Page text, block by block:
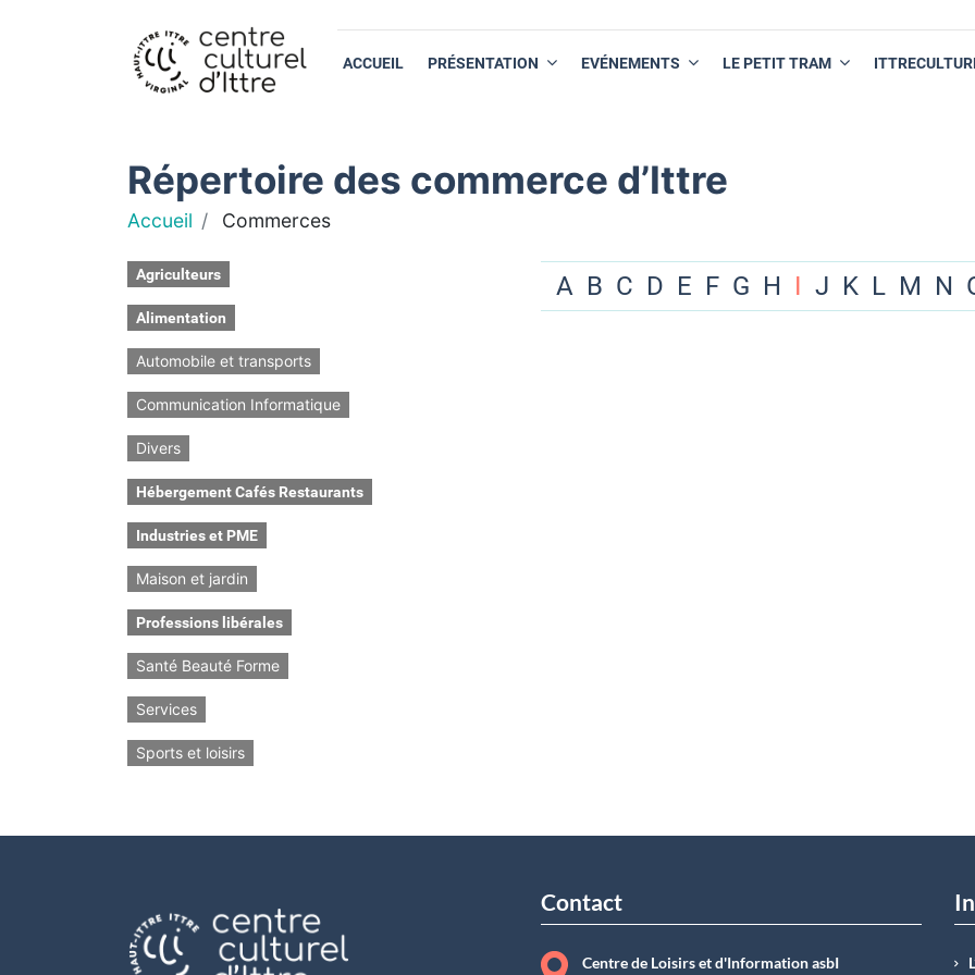
ACCUEIL PRÉSENTATION EVÉNEMENTS LE PETIT TRAM
Répertoire des commerce d’Ittre
Accueil Commerces
Agriculteurs
Alimentation
Automobile et transports
Communication Informatique
Divers
Hébergement Cafés Restaurants
Industries et PME
Maison et jardin
Professions libérales
Santé Beauté Forme
Services
Sports et loisirs
A B C D E F G H I J K L M N
Contact
Centre de Loisirs et d'Information asbI